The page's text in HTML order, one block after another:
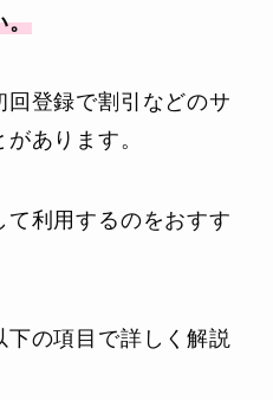
。
登録で割引などのサ
あります。
利用するのをおすす
の項目で詳しく解説